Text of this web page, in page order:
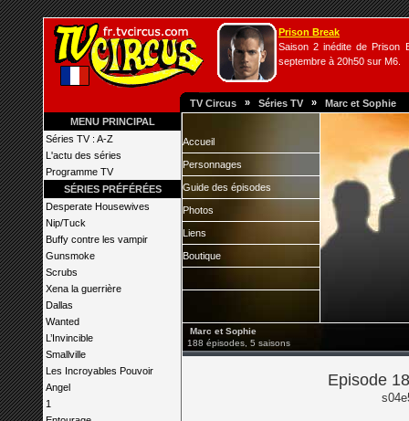
Prison Break
Saison 2 inédite de Prison
septembre à 20h50 sur M6.
TV Circus » Séries TV » Marc et Sophie
MENU PRINCIPAL
Séries TV : A-Z
L'actu des séries
Programme TV
SÉRIES PRÉFÉRÉES
Desperate Housewives
Nip/Tuck
Buffy contre les vampir
Gunsmoke
Scrubs
Xena la guerrière
Dallas
Wanted
L’Invincible
Smallville
Les Incroyables Pouvoir
Angel
1
Accueil
Personnages
Guide des épisodes
Photos
Liens
Boutique
Marc et Sophie
188 épisodes, 5 saisons
Episode